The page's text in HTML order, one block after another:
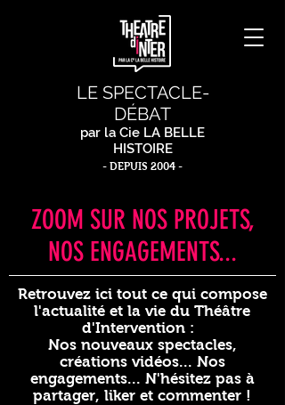
LE SPECTACLE-
DÉBAT
par la Cie LA BELLE
HISTOIRE
- DEPUIS 2004 -
ZOOM SUR NOS PROJETS,
NOS ENGAGEMENTS...
Retrouvez ici tout ce qui compose
l'actualité et la vie du Théâtre
d'Intervention :
Nos nouveaux spectacles,
créations vidéos... Nos
engagements... N'hésitez pas à
partager, liker et commenter !